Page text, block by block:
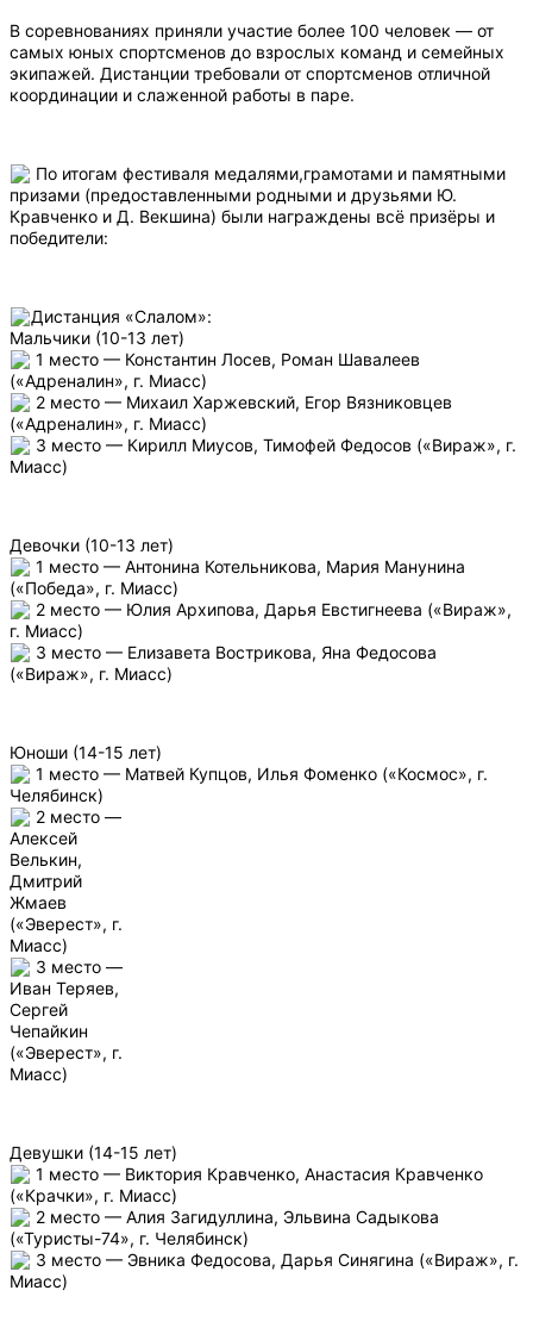
В соревнованиях приняли участие более 100 человек — от
самых юных спортсменов до взрослых команд и семейных
экипажей. Дистанции требовали от спортсменов отличной
координации и слаженной работы в паре.
По итогам фестиваля медалями,грамотами и памятными
призами (предоставленными родными и друзьями Ю.
Кравченко и Д. Векшина) были награждены всё призёры и
победители:
Дистанция «Слалом»:
Мальчики (10-13 лет)
1 место — Константин Лосев, Роман Шавалеев
(«Адреналин», г. Миасс)
2 место — Михаил Харжевский, Егор Вязниковцев
(«Адреналин», г. Миасс)
3 место — Кирилл Миусов, Тимофей Федосов («Вираж», г.
Миасс)
Девочки (10-13 лет)
1 место — Антонина Котельникова, Мария Манунина
(«Победа», г. Миасс)
2 место — Юлия Архипова, Дарья Евстигнеева («Вираж»,
г. Миасс)
3 место — Елизавета Вострикова, Яна Федосова
(«Вираж», г. Миасс)
Юноши (14-15 лет)
1 место — Матвей Купцов, Илья Фоменко («Космос», г.
Челябинск)
2 место —
Алексей
Велькин,
Дмитрий
Жмаев
(«Эверест», г.
Миасс)
3 место —
Иван Теряев,
Сергей
Чепайкин
(«Эверест», г.
Миасс)
Девушки (14-15 лет)
1 место — Виктория Кравченко, Анастасия Кравченко
(«Крачки», г. Миасс)
2 место — Алия Загидуллина, Эльвина Садыкова
(«Туристы-74», г. Челябинск)
3 место — Эвника Федосова, Дарья Синягина («Вираж», г.
Миасс)